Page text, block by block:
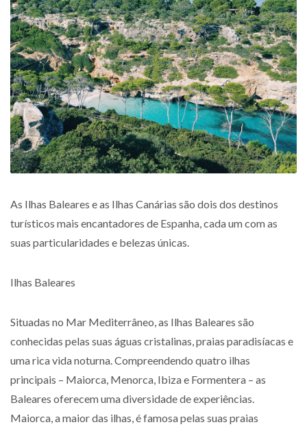
As Ilhas Baleares e as Ilhas Canárias são dois dos destinos
turísticos mais encantadores de Espanha, cada um com as
suas particularidades e belezas únicas.
Ilhas Baleares
Situadas no Mar Mediterrâneo, as Ilhas Baleares são
conhecidas pelas suas águas cristalinas, praias paradisíacas e
uma rica vida noturna. Compreendendo quatro ilhas
principais – Maiorca, Menorca, Ibiza e Formentera – as
Baleares oferecem uma diversidade de experiências.
Maiorca, a maior das ilhas, é famosa pelas suas praias